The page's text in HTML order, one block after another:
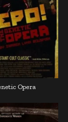
Opera